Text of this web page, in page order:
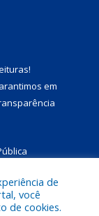
!
em
de
você
de cookies.